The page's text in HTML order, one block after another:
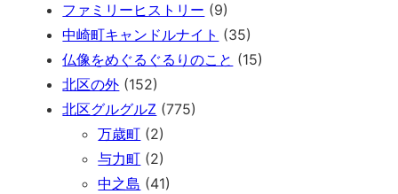
ファミリーヒストリー (9)
中崎町キャンドルナイト (35)
仏像をめぐるぐるりのこと (15)
北区の外 (152)
北区グルグルZ (775)
万歳町 (2)
与力町 (2)
中之島 (41)